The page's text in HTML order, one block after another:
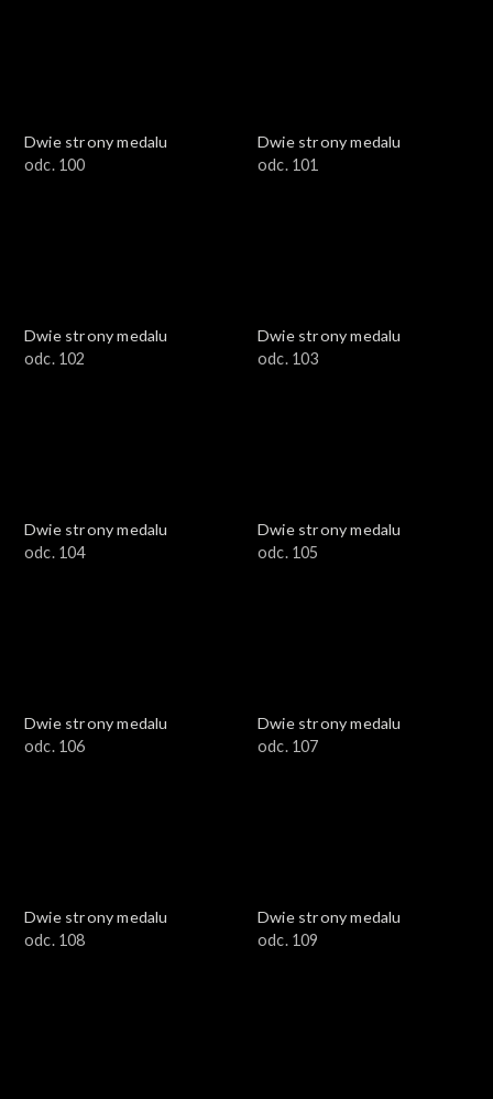
Dwie strony medalu
odc. 100
Dwie strony medalu
odc. 101
Dwie strony medalu
odc. 102
Dwie strony medalu
odc. 103
Dwie strony medalu
odc. 104
Dwie strony medalu
odc. 105
Dwie strony medalu
odc. 106
Dwie strony medalu
odc. 107
Dwie strony medalu
odc. 108
Dwie strony medalu
odc. 109